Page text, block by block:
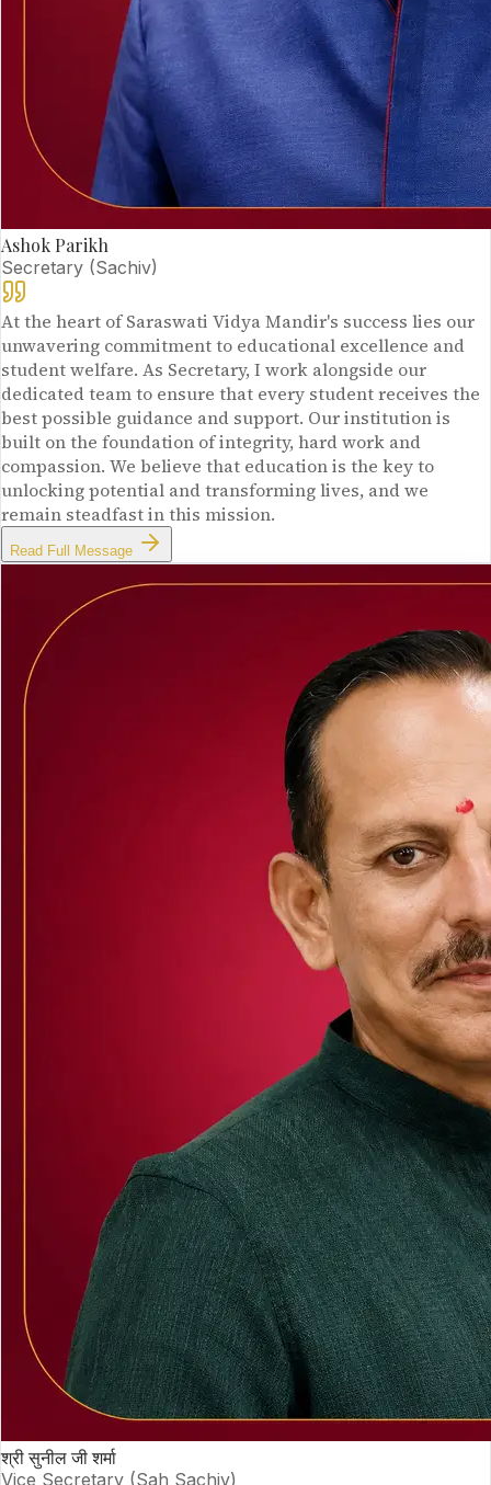
Ashok Parikh
Secretary (Sachiv)
At the heart of Saraswati Vidya Mandir's success lies our
unwavering commitment to educational excellence and
student welfare. As Secretary, I work alongside our
dedicated team to ensure that every student receives the
best possible guidance and support. Our institution is
built on the foundation of integrity, hard work and
compassion. We believe that education is the key to
unlocking potential and transforming lives, and we
remain steadfast in this mission.
Read Full Message
श्री सुनील जी शर्मा
Vice Secretary (Sah Sachiv)